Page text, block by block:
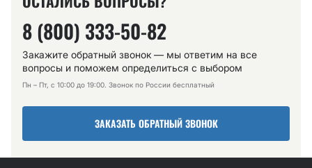
8 (800) 333-50-82
Закажите обратный звонок — мы ответим на все
вопросы и поможем определиться с выбором
Пн – Пт, с 10:00 до 19:00. Звонок по России бесплатный
ЗАКАЗАТЬ ОБРАТНЫЙ ЗВОНОК